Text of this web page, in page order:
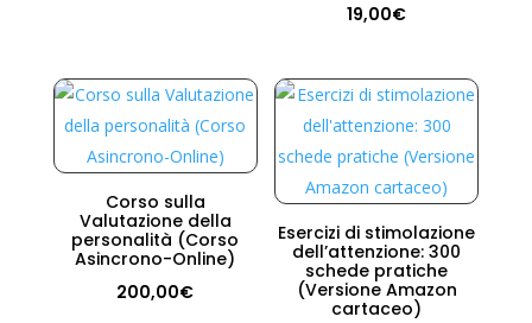
19,00€
Corso sulla
Valutazione della
personalità (Corso
Asincrono-Online)
200,00€
Esercizi di stimolazione
dell’attenzione: 300
schede pratiche
(Versione Amazon
cartaceo)